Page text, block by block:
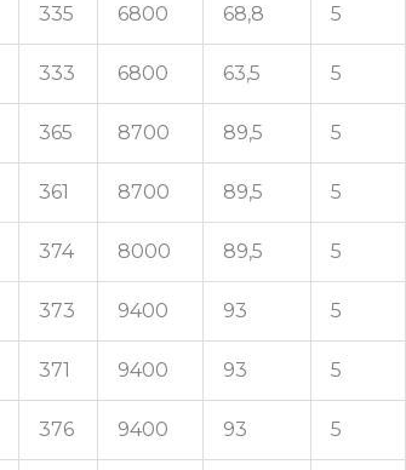
335 6800 68,8 5
333 6800 63,5 5
365 8700 89,5 5
361 8700 89,5 5
374 8000 89,5 5
373 9400 93 5
371 9400 93 5
376 9400 93 5